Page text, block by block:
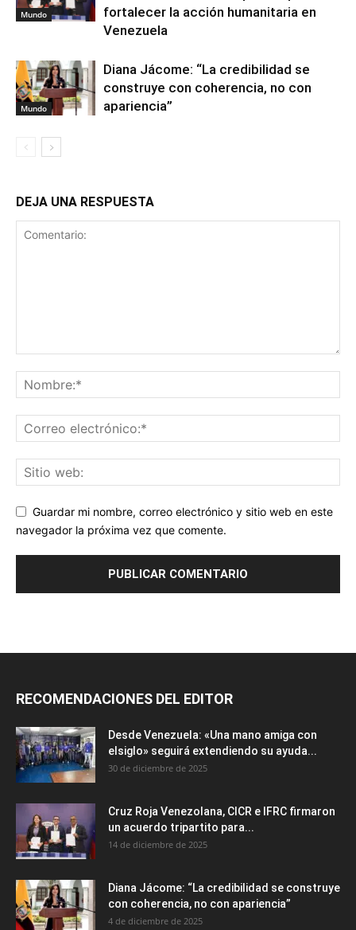
Mundo
fortalecer la acción humanitaria en
Venezuela
Mundo
Diana Jácome: “La credibilidad se
construye con coherencia, no con
apariencia”
DEJA UNA RESPUESTA
Guardar mi nombre, correo electrónico y sitio web en este
navegador la próxima vez que comente.
RECOMENDACIONES DEL EDITOR
Desde Venezuela: «Una mano amiga con
elsiglo» seguirá extendiendo su ayuda...
30 de diciembre de 2025
Cruz Roja Venezolana, CICR e IFRC firmaron
un acuerdo tripartito para...
14 de diciembre de 2025
Diana Jácome: “La credibilidad se construye
con coherencia, no con apariencia”
4 de diciembre de 2025